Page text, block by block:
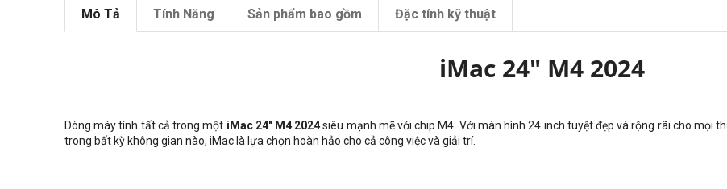
Mô Tả Tính Năng Sản phẩm bao gồm Đặc tính kỹ thuật
iMac 24" M4 2024
Dòng máy tính tất cả trong một iMac 24" M4 2024siêu mạnh mẽ với chip M4. Với màn hình 24 inch tuyệt đẹp và rộng rãi cho mọi
trong bất kỳ không gian nào, iMac là lựa chọn hoàn hảo cho cả công việc và giải trí.